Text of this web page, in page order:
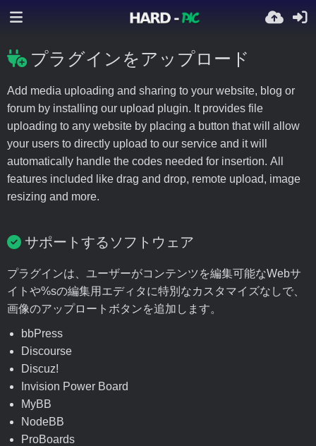
プラグインをアップロード
Add media uploading and sharing to your website, blog or
forum by installing our upload plugin. It provides file
uploading to any website by placing a button that will allow
your users to directly upload to our service and it will
automatically handle the codes needed for insertion. All
features included like drag and drop, remote upload, image
resizing and more.
サポートするソフトウェア
プラグインは、ユーザーがコンテンツを編集可能なWebサ
イトや%sの編集用エディタに特別なカスタマイズなしで、
画像のアップロートボタンを追加します。
bbPress
Discourse
Discuz!
Invision Power Board
MyBB
NodeBB
ProBoards